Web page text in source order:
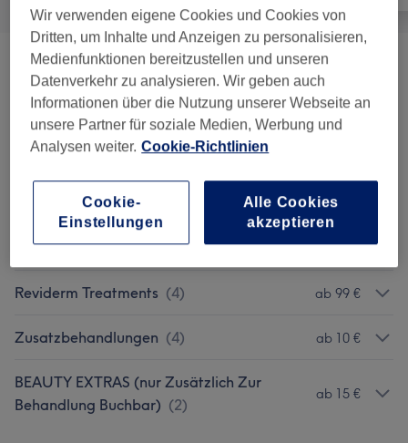
Welcome Treatment (3) ab 99 €
GreenPeel Treatments ( 2)
Infuzion System )
JetPeel Treatment ab 99 €
Babor (10) ab 10 €
Reviderm Treatments (4) ab 99 €
Zusatzbehandlungen (4) ab 10 €
BEAUTY EXTRAS (nur Zusätzlich Zur
Behandlung Buchbar) (2)
ab 15 €
Wir verwenden eigene Cookies und Cookies von
Dritten, um Inhalte und Anzeigen zu personalisieren,
Medienfunktionen bereitzustellen und unseren
Datenverkehr zu analysieren. Wir geben auch
Informationen über die Nutzung unserer Webseite an
unsere Partner für soziale Medien, Werbung und
Analysen weiter. Cookie-Richtlinien
Cookie-
Einstellungen
Alle Cookies
akzeptieren